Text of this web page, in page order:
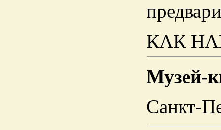
КАК
Музей-
Санкт-